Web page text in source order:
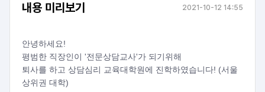
내용 미리보기 2021-10-12 14:55
안녕하세요!
평범한 직장인이 '전문상담교사'가 되기위해
퇴사를 하고 상담심리 교육대학원에 진학하였습니다! (서울
상위권 대학)